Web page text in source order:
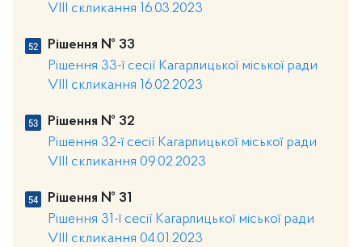
VIII скликання 16.03.2023
Рішення № 33
Рішення 33-ї сесії Кагарлицької міської ради
VIII скликання 16.02.2023
Рішення № 32
Рішення 32-ї сесії Кагарлицької міської ради
VIII скликання 09.02.2023
Рішення № 31
Рішення 31-ї сесії Кагарлицької міської ради
VIII скликання 04.01.2023